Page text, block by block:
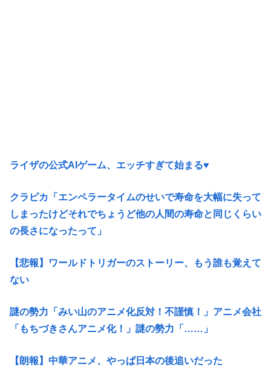
ライザの公式AIゲーム、エッチすぎて始まる♥
クラピカ「エンペラータイムのせいで寿命を大幅に失って
しまったけどそれでちょうど他の人間の寿命と同じくらい
の長さになったって」
【悲報】ワールドトリガーのストーリー、もう誰も覚えて
ない
謎の勢力「みい山のアニメ化反対！不謹慎！」アニメ会社
「もちづきさんアニメ化！」謎の勢力「……」
【朗報】中華アニメ、やっぱ日本の後追いだった